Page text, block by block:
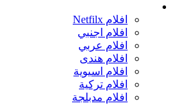
افلام Netfilx
افلام اجنبي
افلام عربي
افلام هندى
افلام اسيوية
افلام تركية
افلام مدبلجة